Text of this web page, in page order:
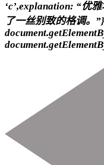
‘c’,explanation: “优
了一丝别致的格调。